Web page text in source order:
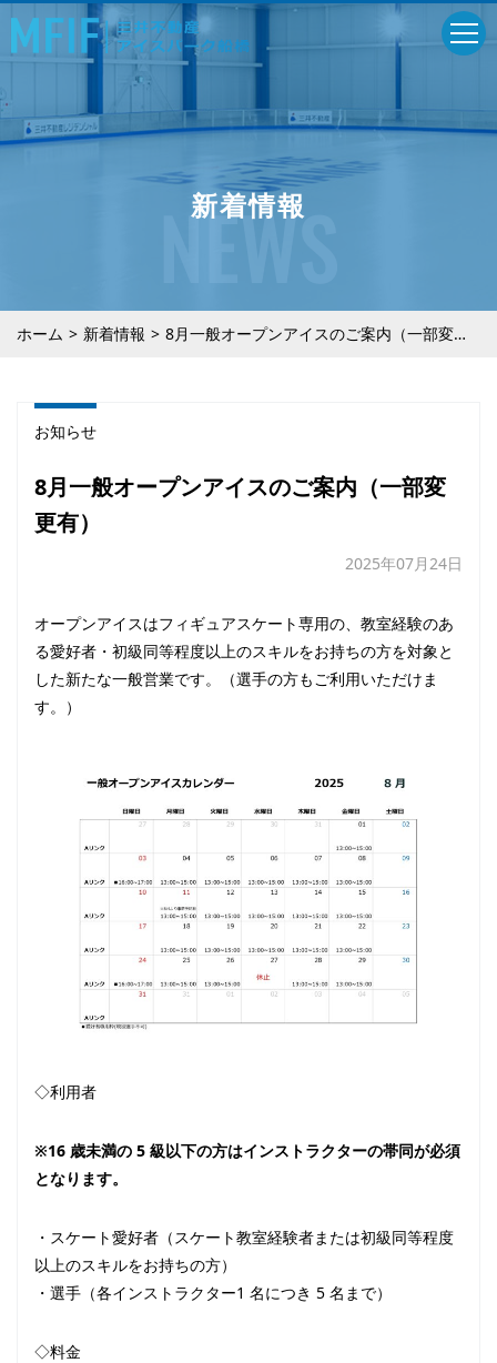
NEWS
新着情報
ホーム 新着情報 8月一般オープンアイスのご案内（一部変更有）
8月一般オープンアイスのご案内（一部変
更有）
2025年07月24日
お知らせ
オープンアイスはフィギュアスケート専用の、教室経験のあ
る愛好者・初級同等程度以上のスキルをお持ちの方を対象と
した新たな一般営業です。（選手の方もご利用いただけま
す。）
◇利用者
※16 歳未満の 5 級以下の方はインストラクターの帯同が必須
となります。
・スケート愛好者（スケート教室経験者または初級同等程度
以上のスキルをお持ちの方）
・選手（各インストラクター1 名につき 5 名まで）
◇料金